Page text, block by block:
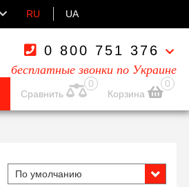
RU UA
0 800 751 376
бесплатные звонки по Украине
0
Сравнить
0
Корзина